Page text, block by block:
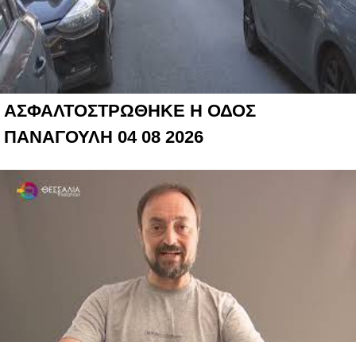
ΑΣΦΑΛΤΟΣΤΡΩΘΗΚΕ Η ΟΔΟΣ
ΠΑΝΑΓΟΥΛΗ 04 08 2026